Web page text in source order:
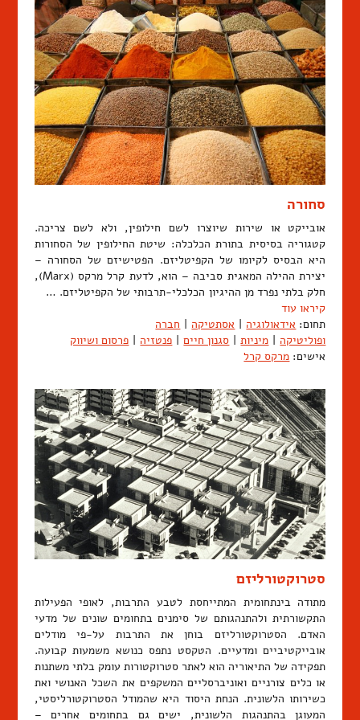
סחורה
אובייקט או שירות שיוצרו לשם חילופין, ולא לשם צריכה.
קטגוריה בסיסית בתורת הכלכלה: שיטת החילופין של הסחורות
היא הבסיס לקיומו של הקפיטליזם. הפטישיזם של הסחורה –
יצירת ההילה המאגית סביבה – הוא, לדעת קרל מרקס (Marx),
חלק בלתי נפרד מן ההיגיון הכלכלי-תרבותי של הקפיטליזם. …
קיראו עוד
תחום: אידאולוגיה אסתטיקה
חברה
ופוליטיקה
מיניות סגנון חיים פנטזיה
פרסום ושיווק
אישים: מרקס קרל
סטרוקטורליזם
מתודה בינתחומית המתייחסת לטבע התרבות, לאופי הפעילות
התקשורתית ולהתנהגותם של סימנים בתחומים שונים של מדעי
האדם. הסטרוקטורליזם בוחן את התרבות על-פי מודלים
אובייקטיביים ומדעיים. הטקסט נתפס כנושא משמעות קבועה.
תפקידה של התיאוריה הוא לאתר סטרוקטורות עומק בלתי משתנות
או כלים צורניים ואוניברסליים המשקפים את השכל האנושי ואת
כשירותו הלשונית. הנחת היסוד היא שהמודל הסטרוקטורליסטי,
המעוגן בהתנהגות הלשונית, ישים גם בתחומים אחרים –